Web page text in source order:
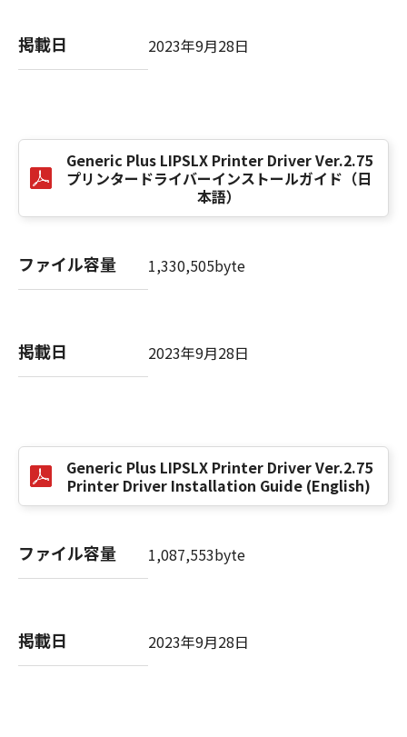
the SOFTWARE with only those rights set
forth herein. The manufacturer is Canon
本条項中で使用される"the SOFTWARE"とは、
本契約書中で定義される「本ソフトウェア」を
意味し、指し示すものとします。
10．分離可能性
律により無効であると決定された場合でも、そ
の他の条項は完全に有効に存続するものとしま
以 上
No. I010G021619
掲載日 2023年9月28日
Generic Plus LIPSLX Printer Driver Ver.2.75
プリンタードライバーインストールガイド（日
本語）
ファイル容量 1,330,505byte
掲載日 2023年9月28日
Generic Plus LIPSLX Printer Driver Ver.2.75
Printer Driver Installation Guide (English)
ファイル容量 1,087,553byte
掲載日 2023年9月28日